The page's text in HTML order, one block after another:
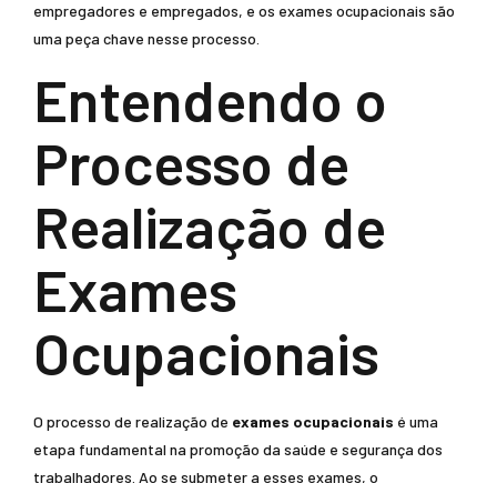
empregadores e empregados, e os exames ocupacionais são
uma peça chave nesse processo.
Entendendo o
Processo de
Realização de
Exames
Ocupacionais
O processo de realização de exames ocupacionais é uma
etapa fundamental na promoção da saúde e segurança dos
trabalhadores. Ao se submeter a esses exames, o